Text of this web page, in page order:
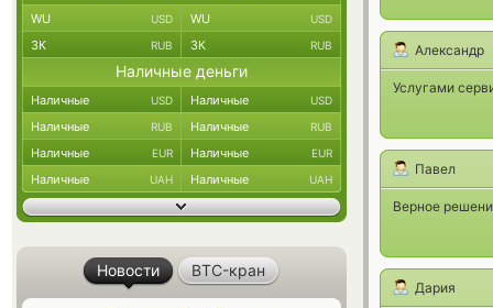
Александр
Услугами
Павел
Верное
Дария
WU USD WU USD
ЗК RUB ЗК RUB
Наличные деньги
Наличные USD Наличные USD
Наличные RUB Наличные RUB
Наличные EUR Наличные EUR
Наличные UAH Наличные UAH
Новости BTC-кран